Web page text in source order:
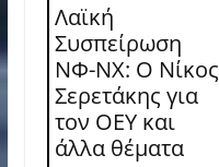
Λαϊκή
Συσπείρωση
ΝΦ-ΝΧ: O Νίκος
Σερετάκης για
τον ΟΕΥ και
άλλα θέματα